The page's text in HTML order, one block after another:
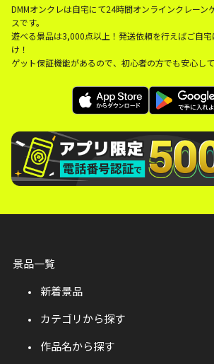
DMMオンクレは自宅にて24時間オンラインクレーン
スです。
遊べる景品は3,000点以上！発送依頼を行えばご自
け！
ゲット保証機能があるので、初心者の方でも安心して
景品一覧
新着景品
カテゴリから探す
作品名から探す